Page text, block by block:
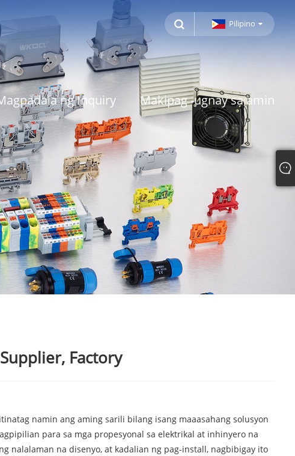
Pilipino
ng Inquiry Makipag -ugnay sa amin
Factory
namin ang aming sarili bilang isang maaasahang solusyon
para sa mga propesyonal sa elektrikal at inhinyero na
nalalaman na disenyo, at kadalian ng pag-install, nagbibigay ito